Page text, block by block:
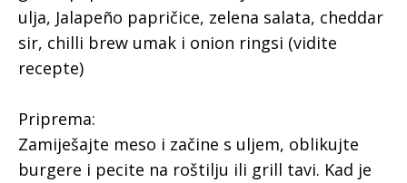
ulja, Jalapeño papričice, zelena salata, cheddar
sir, chilli brew umak i onion ringsi (vidite
recepte)
Priprema:
Zamiješajte meso i začine s uljem, oblikujte
burgere i pecite na roštilju ili grill tavi. Kad je